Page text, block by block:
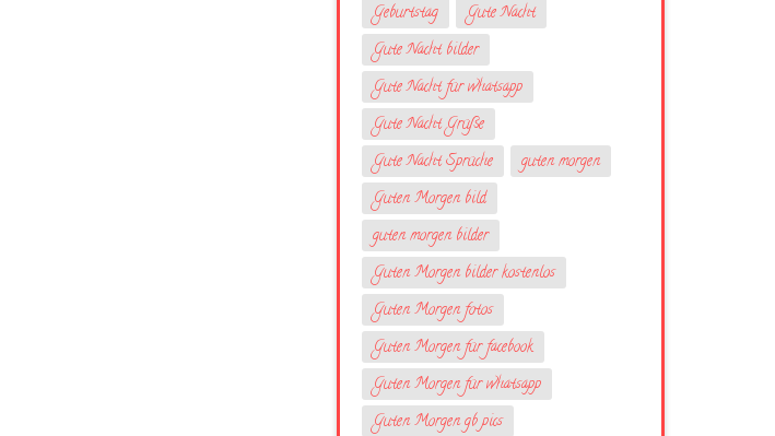
Geburtstag
Gute Nacht
Gute Nacht bilder
Gute Nacht für whatsapp
Gute Nacht Grüße
Gute Nacht Sprüche
guten morgen
Guten Morgen bild
guten morgen bilder
Guten Morgen bilder kostenlos
Guten Morgen fotos
Guten Morgen für facebook
Guten Morgen für whatsapp
Guten Morgen gb pics